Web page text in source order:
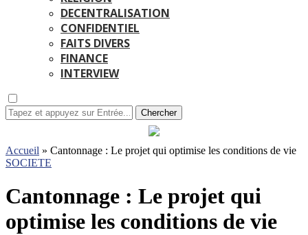
DECENTRALISATION
CONFIDENTIEL
FAITS DIVERS
FINANCE
INTERVIEW
Chercher
Accueil » Cantonnage : Le projet qui optimise les conditions de vie
SOCIETE
Cantonnage : Le projet qui
optimise les conditions de vie